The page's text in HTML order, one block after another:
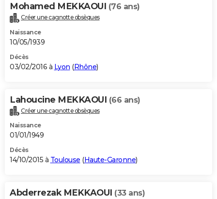
Mohamed MEKKAOUI (76 ans)
Créer une cagnotte obsèques
Naissance
10/05/1939
Décès
03/02/2016 à Lyon (Rhône)
Lahoucine MEKKAOUI (66 ans)
Créer une cagnotte obsèques
Naissance
01/01/1949
Décès
14/10/2015 à Toulouse (Haute-Garonne)
Abderrezak MEKKAOUI (33 ans)